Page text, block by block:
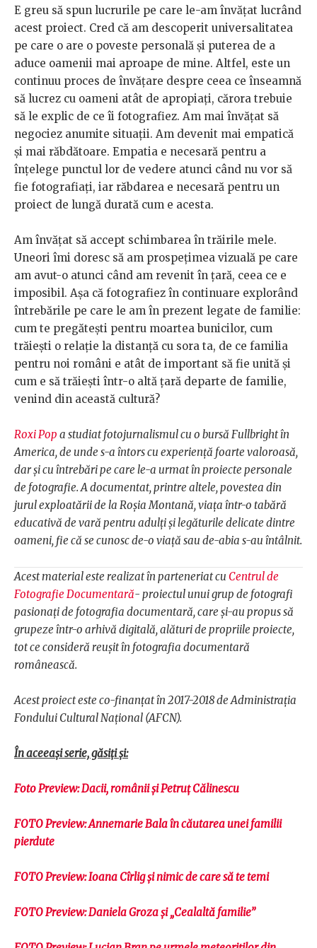
E greu să spun lucrurile pe care le-am învățat lucrând
acest proiect. Cred că am descoperit universalitatea
pe care o are o poveste personală și puterea de a
aduce oamenii mai aproape de mine. Altfel, este un
continuu proces de învățare despre ceea ce înseamnă
să lucrez cu oameni atât de apropiați, cărora trebuie
să le explic de ce îi fotografiez. Am mai învățat să
negociez anumite situații. Am devenit mai empatică
și mai răbdătoare. Empatia e necesară pentru a
înțelege punctul lor de vedere atunci când nu vor să
fie fotografiați, iar răbdarea e necesară pentru un
proiect de lungă durată cum e acesta.
Am învățat să accept schimbarea în trăirile mele.
Uneori îmi doresc să am prospețimea vizuală pe care
am avut-o atunci când am revenit în țară, ceea ce e
imposibil. Așa că fotografiez în continuare explorând
întrebările pe care le am în prezent legate de familie:
cum te pregătești pentru moartea bunicilor, cum
trăiești o relație la distanță cu sora ta, de ce familia
pentru noi români e atât de important să fie unită și
cum e să trăiești într-o altă țară departe de familie,
venind din această cultură?
Roxi Pop a studiat fotojurnalismul cu o bursă Fullbright în
America, de unde s-a întors cu experiență foarte valoroasă,
dar și cu întrebări pe care le-a urmat în proiecte personale
de fotografie. A documentat, printre altele, povestea din
jurul exploatării de la Roșia Montană, viața într-o tabără
educativă de vară pentru adulți și legăturile delicate dintre
oameni, fie că se cunosc de-o viață sau de-abia s-au întâlnit.
Acest material este realizat în parteneriat cu Centrul de
Fotografie Documentară- proiectul unui grup de fotografi
pasionați de fotografia documentară, care și-au propus să
grupeze într-o arhivă digitală, alături de propriile proiecte,
tot ce consideră reușit în fotografia documentară
românească.
Acest proiect este co-finanțat în 2017-2018 de Administrația
Fondului Cultural Național (AFCN).
În aceeași serie, găsiți și:
Foto Preview: Dacii, românii și Petruț Călinescu
FOTO Preview: Annemarie Bala în căutarea unei familii
pierdute
FOTO Preview: Ioana Cîrlig și nimic de care să te temi
FOTO Preview: Daniela Groza și „Cealaltă familie”